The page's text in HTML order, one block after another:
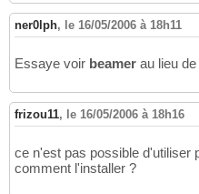
ner0lph, le 16/05/2006 à 18h11
Essaye voir beamer au lieu
frizou11, le 16/05/2006 à 18h16
ce n'est pas possible d'utiliser
comment l'installer ?